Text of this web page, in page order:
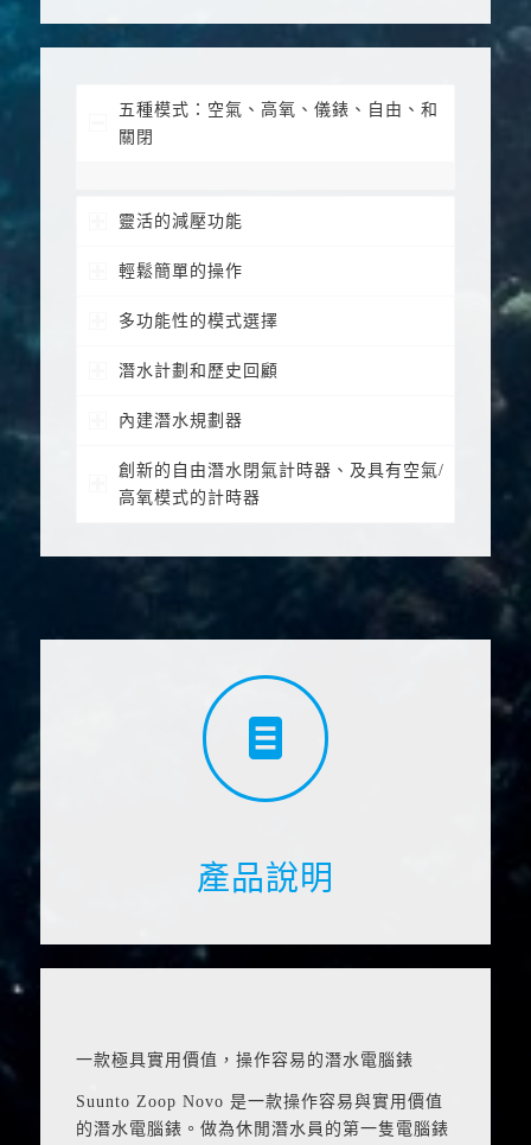
五種模式：空氣、高氧、儀錶、自由、和
關閉
靈活的減壓功能
輕鬆簡單的操作
多功能性的模式選擇
潛水計劃和歷史回顧
內建潛水規劃器
創新的自由潛水閉氣計時器、及具有空氣/
高氧模式的計時器
產品說明
一款極具實用價值，操作容易的潛水電腦錶
Suunto Zoop Novo 是一款操作容易與實用價值
的潛水電腦錶。做為休閒潛水員的第一隻電腦錶